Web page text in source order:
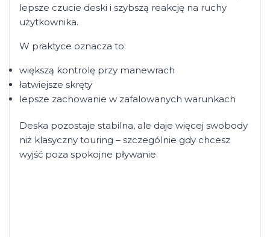
lepsze czucie deski i szybszą reakcję na ruchy
użytkownika.
W praktyce oznacza to:
większą kontrolę przy manewrach
łatwiejsze skręty
lepsze zachowanie w zafalowanych warunkach
Deska pozostaje stabilna, ale daje więcej swobody
niż klasyczny touring – szczególnie gdy chcesz
wyjść poza spokojne pływanie.